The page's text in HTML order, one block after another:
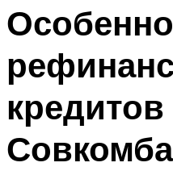
кредитов